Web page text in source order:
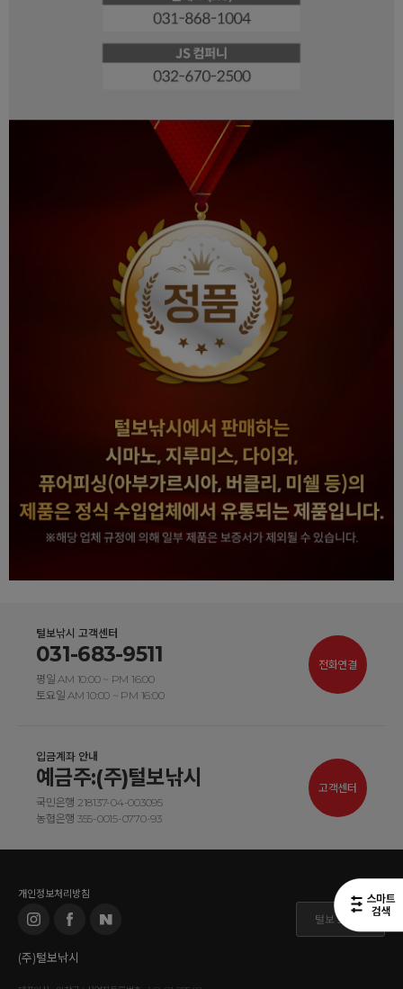
털보낚시 고객센터
031-683-9511
평일 AM 10:00 ~ PM 16:00
토요일 AM 10:00 ~ PM 16:00
전화연결
입금계좌 안내
예금주:(주)털보낚시
국민은행 218137-04-003095
농협은행 355-0015-0770-93
고객센터
개인정보처리방침
털보 도매몰
(주)털보낚시